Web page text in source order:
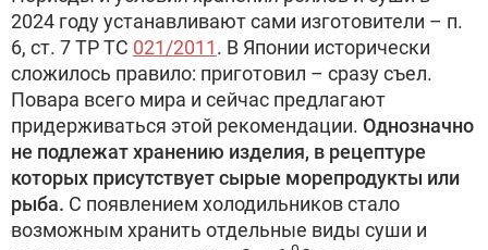
2024 году устанавливают сами изготовители – п.
6, ст. 7 ТР ТС 021/2011. В Японии исторически
сложилось правило: приготовил – сразу съел.
Повара всего мира и сейчас предлагают
придерживаться этой рекомендации. Однозначно
не подлежат хранению изделия, в рецептуре
которых присутствует сырые морепродукты или
рыба. С появлением холодильников стало
возможным хранить отдельные виды суши и